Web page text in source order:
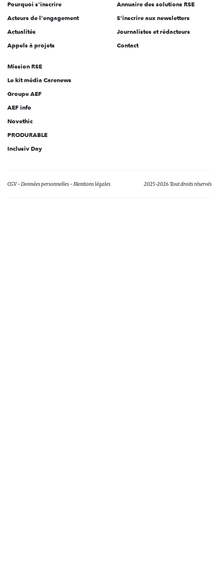
Pourquoi s'inscrire
Acteurs de l'engagement
Actualités
Appels à projets
Annuaire des solutions RSE
S'inscrire aux newsletters
Journalistes et rédacteurs
Contact
Mission RSE
Le kit média Carenews
Groupe AEF
AEF info
Novethic
PRODURABLE
Inclusiv Day
CGV Données personnelles Mentions légales 2025-2026 Tout droits réservés